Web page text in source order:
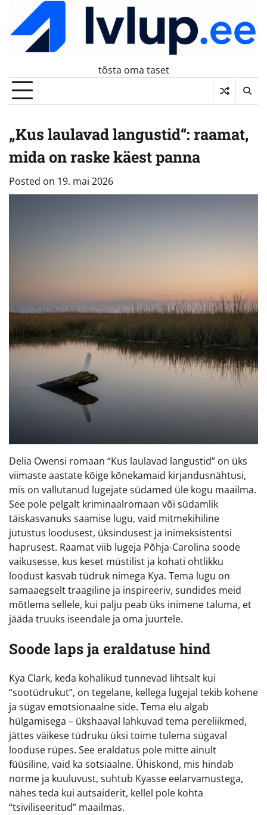
content
tõsta oma taset
„Kus laulavad langustid“: raamat,
mida on raske käest panna
Posted on 19. mai 2026
Delia Owensi romaan “Kus laulavad langustid” on üks
viimaste aastate kõige kõnekamaid kirjandusnähtusi,
mis on vallutanud lugejate südamed üle kogu maailma.
See pole pelgalt kriminaalromaan või südamlik
täiskasvanuks saamise lugu, vaid mitmekihiline
jutustus loodusest, üksindusest ja inimeksistentsi
haprusest. Raamat viib lugeja Põhja-Carolina soode
vaikusesse, kus keset müstilist ja kohati ohtlikku
loodust kasvab tüdruk nimega Kya. Tema lugu on
samaaegselt traagiline ja inspireeriv, sundides meid
mõtlema sellele, kui palju peab üks inimene taluma, et
jääda truuks iseendale ja oma juurtele.
Soode laps ja eraldatuse hind
Kya Clark, keda kohalikud tunnevad lihtsalt kui
“sootüdrukut”, on tegelane, kellega lugejal tekib kohene
ja sügav emotsionaalne side. Tema elu algab
hülgamisega – ükshaaval lahkuvad tema pereliikmed,
jättes väikese tüdruku üksi toime tulema sügaval
looduse rüpes. See eraldatus pole mitte ainult
füüsiline, vaid ka sotsiaalne. Ühiskond, mis hindab
norme ja kuuluvust, suhtub Kyasse eelarvamustega,
nähes teda kui autsaiderit, kellel pole kohta
“tsiviliseeritud” maailmas.